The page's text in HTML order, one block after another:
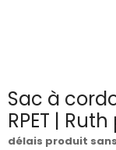
Sac à
RPET |
délais produit